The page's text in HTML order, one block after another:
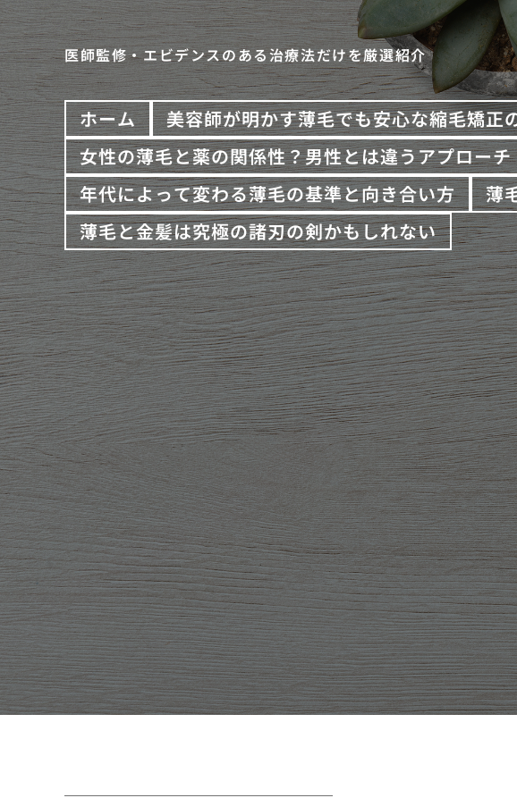
医師監修・エビデンスのある治療法だけを厳選紹介
ホーム 美容師が明かす薄毛でも安心な縮毛矯正
女性の薄毛と薬の関係性？男性とは違うアプローチ
年代によって変わる薄毛の基準と向き合い方
薄
薄毛と金髪は究極の諸刃の剣かもしれない